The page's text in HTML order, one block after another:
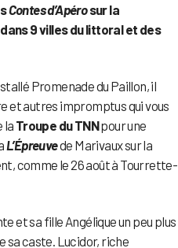
Contes d’Apérosur la
9 villes du littoral et des
Promenade du Paillon, il
et autres impromptus qui vous
la Troupe du TNNpour une
L’Épreuvede Marivaux sur la
comme le 26 août à Tourrette-
et sa fille Angélique un peu plus
sa caste. Lucidor, riche